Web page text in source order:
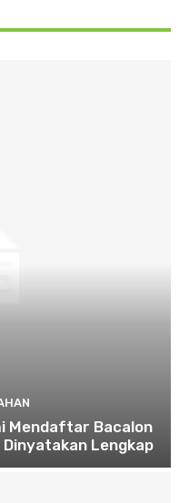
Mendaftar Bacalon
Lengkap